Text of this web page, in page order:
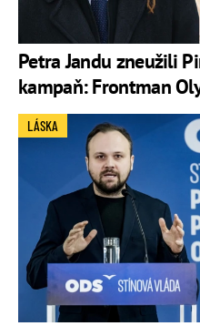
Petra Jandu zneužili
kampaň: Frontman
LÁSKA